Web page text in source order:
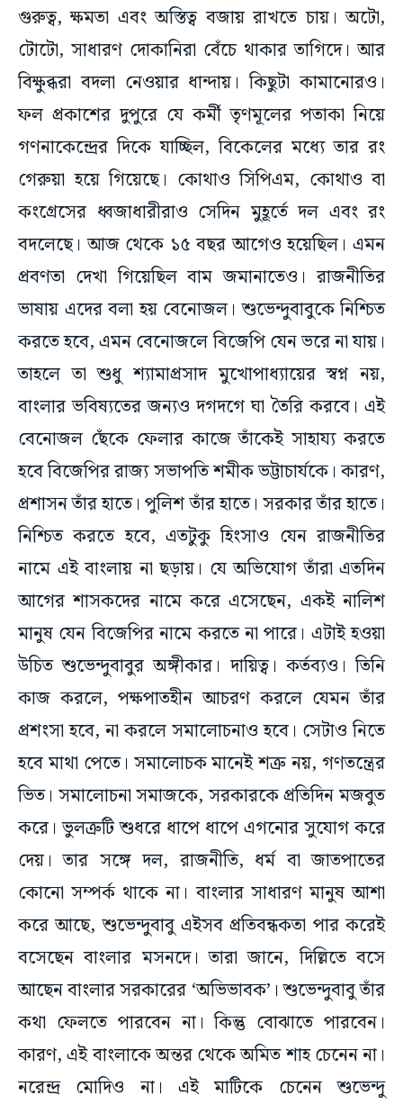
টোটো, সাধারণ দোকানিরা বেঁচে থাকার তাগিদে। আর
বিক্ষুব্ধরা বদলা নেওয়ার ধান্দায়। কিছুটা কামানোরও।
ফল প্রকাশের দুপুরে যে কর্মী তৃণমূলের পতাকা নিয়ে
গণনাকেন্দ্রের দিকে যাচ্ছিল, বিকেলের মধ্যে তার রং
গেরুয়া হয়ে গিয়েছে। কোথাও সিপিএম, কোথাও বা
কংগ্রেসের ধ্বজাধারীরাও সেদিন মুহূর্তে দল এবং রং
বদলেছে। আজ থেকে ১৫ বছর আগেও হয়েছিল। এমন
প্রবণতা দেখা গিয়েছিল বাম জমানাতেও। রাজনীতির
ভাষায় এদের বলা হয় বেনোজল। শুভেন্দুবাবুকে নিশ্চিত
করতে হবে, এমন বেনোজলে বিজেপি যেন ভরে না যায়।
তাহলে তা শুধু শ্যামাপ্রসাদ মুখোপাধ্যায়ের স্বপ্ন নয়,
বাংলার ভবিষ্যতের জন্যও দগদগে ঘা তৈরি করবে। এই
বেনোজল ছেঁকে ফেলার কাজে তাঁকেই সাহায্য করতে
হবে বিজেপির রাজ্য সভাপতি শমীক ভট্টাচার্যকে। কারণ,
প্রশাসন তাঁর হাতে। পুলিশ তাঁর হাতে। সরকার তাঁর হাতে।
নিশ্চিত করতে হবে, এতটুকু হিংসাও যেন রাজনীতির
নামে এই বাংলায় না ছড়ায়। যে অভিযোগ তাঁরা এতদিন
আগের শাসকদের নামে করে এসেছেন, একই নালিশ
মানুষ যেন বিজেপির নামে করতে না পারে। এটাই হওয়া
উচিত শুভেন্দুবাবুর অঙ্গীকার। দায়িত্ব। কর্তব্যও। তিনি
কাজ করলে, পক্ষপাতহীন আচরণ করলে যেমন তাঁর
প্রশংসা হবে, না করলে সমালোচনাও হবে। সেটাও নিতে
হবে মাথা পেতে। সমালোচক মানেই শত্রু নয়, গণতন্ত্রের
ভিত। সমালোচনা সমাজকে, সরকারকে প্রতিদিন মজবুত
করে। ভুলত্রুটি শুধরে ধাপে ধাপে এগনোর সুযোগ করে
দেয়। তার সঙ্গে দল, রাজনীতি, ধর্ম বা জাতপাতের
কোনো সম্পর্ক থাকে না। বাংলার সাধারণ মানুষ আশা
করে আছে, শুভেন্দুবাবু এইসব প্রতিবন্ধকতা পার করেই
বসেছেন বাংলার মসনদে। তারা জানে, দিল্লিতে বসে
আছেন বাংলার সরকারের ‘অভিভাবক’। শুভেন্দুবাবু তাঁর
কথা ফেলতে পারবেন না। কিন্তু বোঝাতে পারবেন।
কারণ, এই বাংলাকে অন্তর থেকে অমিত শাহ চেনেন না।
নরেন্দ্র মোদিও না। এই মাটিকে চেনেন শুভেন্দু
অধিকারী। বুকপকেটে থাকে তাঁর স্বামী বিবেকানন্দর